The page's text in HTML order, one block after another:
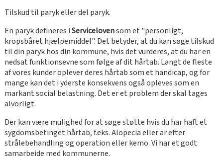
Tilskud til paryk eller del paryk.
En paryk defineres iServicelovensom et "personligt,
kropsbåret hjælpemiddel". Det betyder, at du kan søge tilskud
til din paryk hos din kommune, hvis det vurderes, at du har en
nedsat funktionsevne som følge af dit hårtab. Langt de fleste
af vores kunder oplever deres hårtab som et handicap, og for
mange kan det i yderste konsekvens også opleves som en
markant social belastning. Det er et problem der skal tages
alvorligt.
Der kan være mulighed for at søge støtte hvis du har haft et
sygdomsbetinget hårtab, f.eks. Alopecia eller ar efter
strålebehandling og operation eller kemo. Vi har et godt
samarbejde med kommunerne.